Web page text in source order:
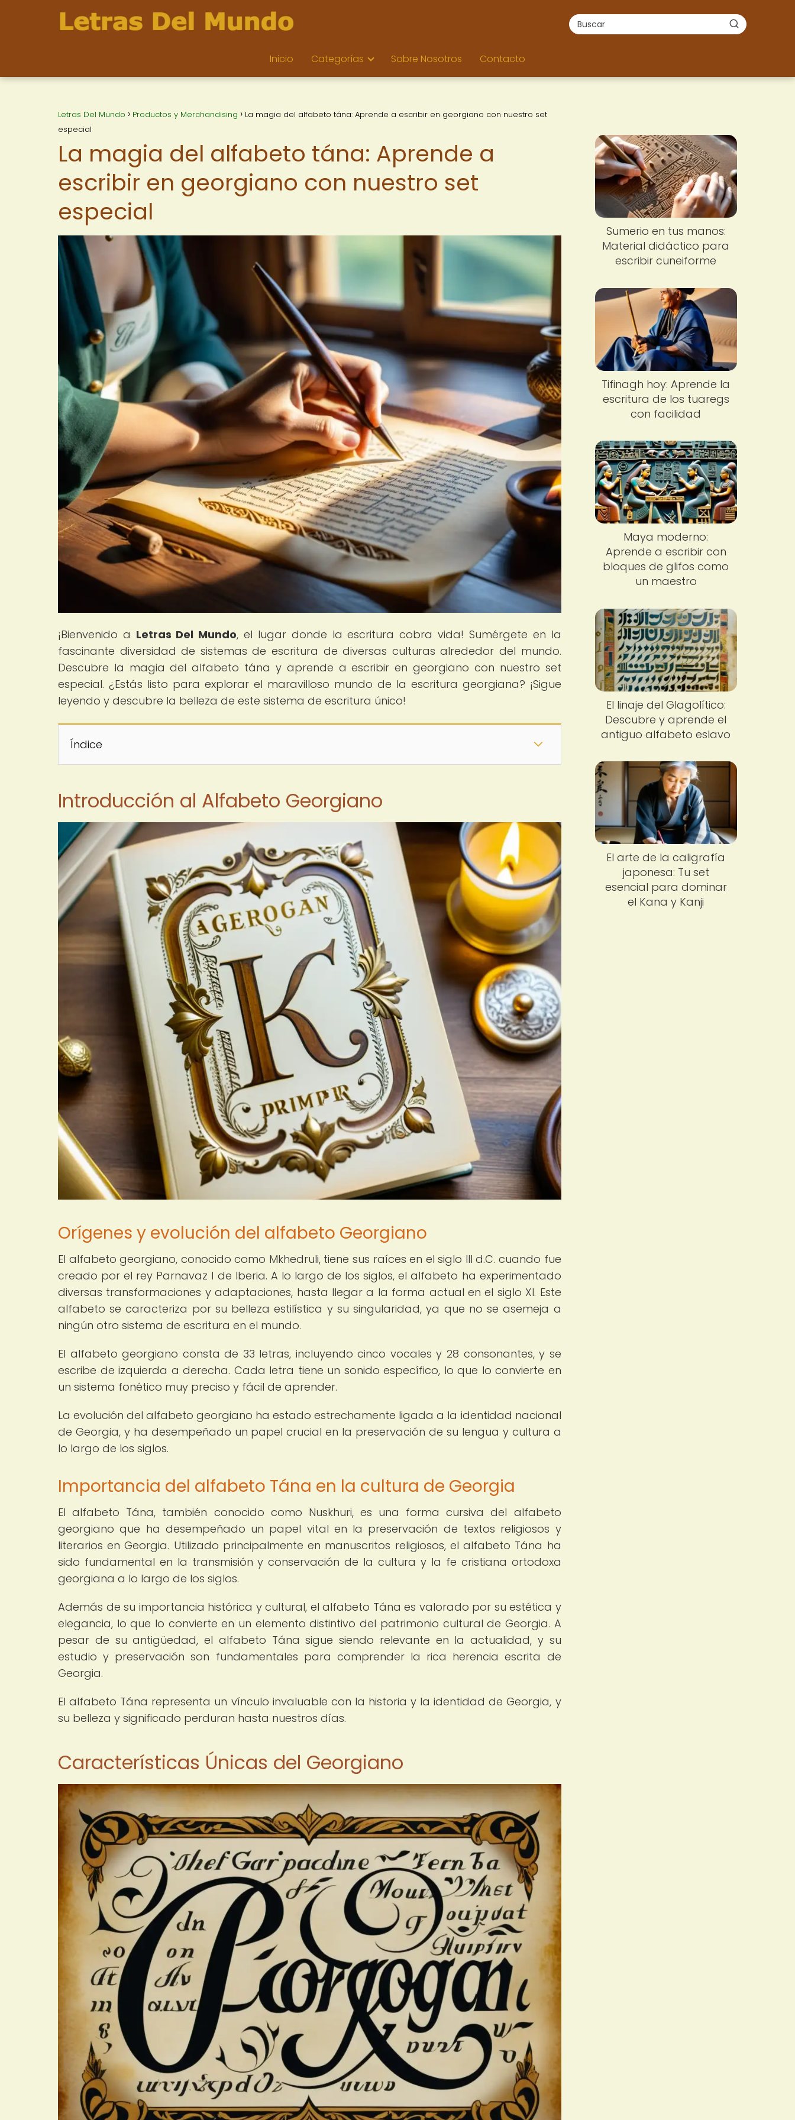
Inicio Categorías Sobre Nosotros Contacto
Letras Del Mundo Productos y Merchandising
La magia del alfabeto tána: Aprende a escribir en georgiano con nuestro set
especial
La magia del alfabeto tána: Aprende a
escribir en georgiano con nuestro set
especial
¡Bienvenido a Letras Del Mundo, el lugar donde la escritura cobra vida! Sumérgete en la
fascinante diversidad de sistemas de escritura de diversas culturas alrededor del mundo.
Descubre la magia del alfabeto tána y aprende a escribir en georgiano con nuestro set
especial. ¿Estás listo para explorar el maravilloso mundo de la escritura georgiana? ¡Sigue
leyendo y descubre la belleza de este sistema de escritura único!
Índice
Introducción al Alfabeto Georgiano
Orígenes y evolución del alfabeto Georgiano
El alfabeto georgiano, conocido como Mkhedruli, tiene sus raíces en el siglo III d.C. cuando fue
creado por el rey Parnavaz I de Iberia. A lo largo de los siglos, el alfabeto ha experimentado
diversas transformaciones y adaptaciones, hasta llegar a la forma actual en el siglo XI. Este
alfabeto se caracteriza por su belleza estilística y su singularidad, ya que no se asemeja a
ningún otro sistema de escritura en el mundo.
El alfabeto georgiano consta de 33 letras, incluyendo cinco vocales y 28 consonantes, y se
escribe de izquierda a derecha. Cada letra tiene un sonido específico, lo que lo convierte en
un sistema fonético muy preciso y fácil de aprender.
La evolución del alfabeto georgiano ha estado estrechamente ligada a la identidad nacional
de Georgia, y ha desempeñado un papel crucial en la preservación de su lengua y cultura a
lo largo de los siglos.
Importancia del alfabeto Tána en la cultura de Georgia
El alfabeto Tána, también conocido como Nuskhuri, es una forma cursiva del alfabeto
georgiano que ha desempeñado un papel vital en la preservación de textos religiosos y
literarios en Georgia. Utilizado principalmente en manuscritos religiosos, el alfabeto Tána ha
sido fundamental en la transmisión y conservación de la cultura y la fe cristiana ortodoxa
georgiana a lo largo de los siglos.
Además de su importancia histórica y cultural, el alfabeto Tána es valorado por su estética y
elegancia, lo que lo convierte en un elemento distintivo del patrimonio cultural de Georgia. A
pesar de su antigüedad, el alfabeto Tána sigue siendo relevante en la actualidad, y su
estudio y preservación son fundamentales para comprender la rica herencia escrita de
Georgia.
El alfabeto Tána representa un vínculo invaluable con la historia y la identidad de Georgia, y
su belleza y significado perduran hasta nuestros días.
Características Únicas del Georgiano
Sumerio en tus manos:
Material didáctico para
escribir cuneiforme
Tifinagh hoy: Aprende la
escritura de los tuaregs
con facilidad
Maya moderno:
Aprende a escribir con
bloques de glifos como
un maestro
El linaje del Glagolítico:
Descubre y aprende el
antiguo alfabeto eslavo
El arte de la caligrafía
japonesa: Tu set
esencial para dominar
el Kana y Kanji